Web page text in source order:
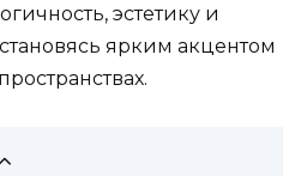
эстетику и
ярким акцентом